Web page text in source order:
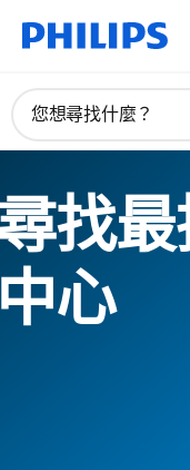
您想尋找什麼？
找
心